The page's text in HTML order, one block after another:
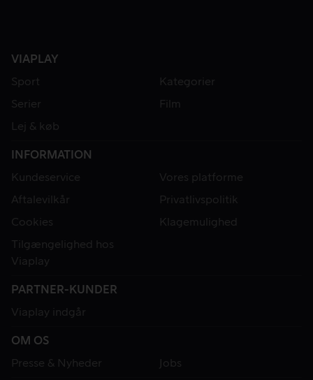
VIAPLAY
Sport
Kategorier
Serier
Film
Lej & køb
INFORMATION
Kundeservice
Vores platforme
Aftalevilkår
Privatlivspolitik
Cookies
Klagemulighed
Tilgængelighed hos
Viaplay
PARTNER-KUNDER
Viaplay indgår
OM OS
Presse & Nyheder
Jobs